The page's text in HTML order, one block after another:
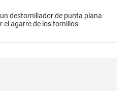
destornillador de punta plana
el agarre de los tornillos